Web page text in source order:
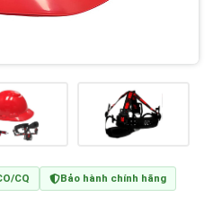
CQ Bảo hành chính hãng